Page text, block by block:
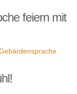
feiern mit